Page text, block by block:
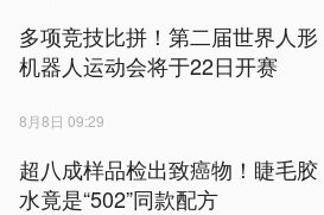
多项竞技比拼！第二届世界人形
机器人运动会将于22日开赛
8月8日 09:29
超八成样品检出致癌物！睫毛胶
水竟是“502”同款配方